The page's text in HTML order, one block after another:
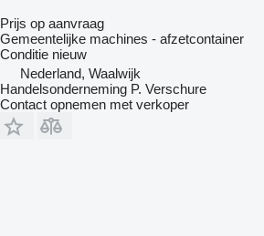
Prijs op aanvraag
Gemeentelijke machines - afzetcontainer
Conditie nieuw
Nederland, Waalwijk
Handelsonderneming P. Verschure
Contact opnemen met verkoper